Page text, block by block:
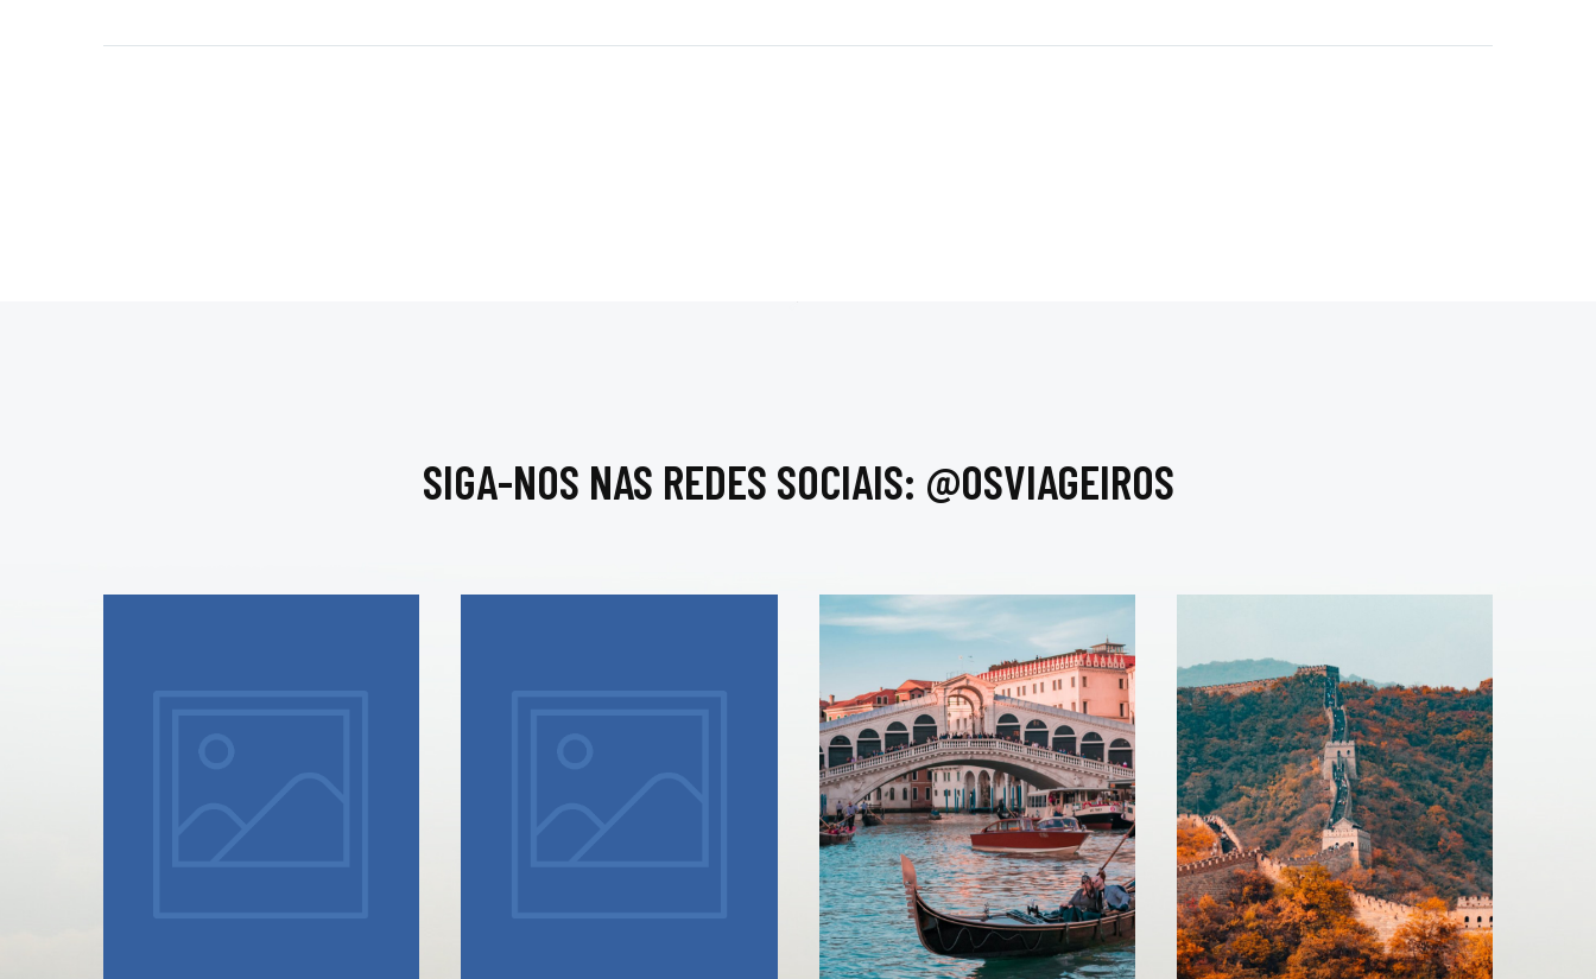
SIGA-NOS NAS REDES SOCIAIS: @OSVIAGEIROS